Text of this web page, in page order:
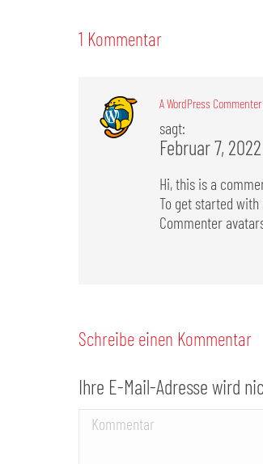
1 Kommentar
A WordPress Commenter
sagt:
Februar 7,
Hi, this is a
To get started
Commenter
Schreibe einen Kommentar
Ihre E-Mail-Adresse wird
Kommentar